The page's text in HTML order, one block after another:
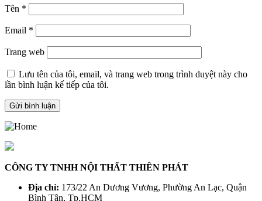
Tên *
Email *
Trang web
Lưu tên của tôi, email, và trang web trong trình duyệt này cho
lần bình luận kế tiếp của tôi.
CÔNG TY TNHH NỘI THẤT THIÊN PHÁT
Địa chỉ: 173/22 An Dương Vương, Phường An Lạc, Quận
Bình Tân, Tp.HCM